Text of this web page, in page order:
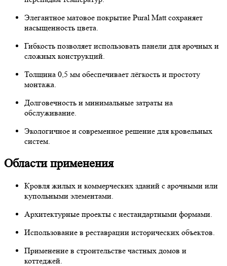
Элегантное матовое покрытие Pural Matt сохраняет
насыщенность цвета.
Гибкость позволяет использовать панели для арочных и
сложных конструкций.
Толщина 0,5 мм обеспечивает лёгкость и простоту
монтажа.
Долговечность и минимальные затраты на
обслуживание.
Экологичное и современное решение для кровельных
систем.
Области применения
Кровля жилых и коммерческих зданий с арочными или
купольными элементами.
Архитектурные проекты с нестандартными формами.
Использование в реставрации исторических объектов.
Применение в строительстве частных домов и
коттеджей.